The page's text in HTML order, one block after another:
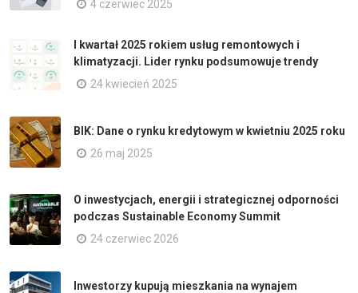
4 czerwiec 2025
I kwartał 2025 rokiem usług remontowych i
klimatyzacji. Lider rynku podsumowuje trendy
24 kwiecień 2025
BIK: Dane o rynku kredytowym w kwietniu 2025 roku
26 maj 2025
O inwestycjach, energii i strategicznej odporności
podczas Sustainable Economy Summit
24 czerwiec 2026
Inwestorzy kupują mieszkania na wynajem